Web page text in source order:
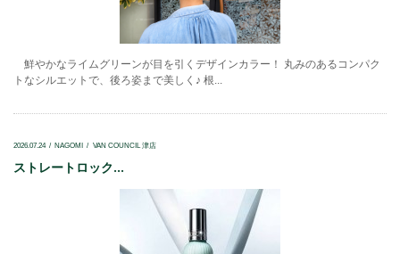
鮮やかなライムグリーンが目を引くデザインカラー！ 丸みのあるコンパク
トなシルエットで、後ろ姿まで美しく♪ 根...
2026.07.24 NAGOMI VAN COUNCIL 津店
ストレートロック...